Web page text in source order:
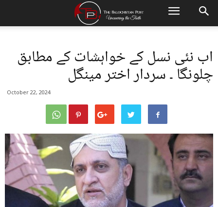
اب نئی نسل کے خواہشات کے مطابق
چلونگا ۔ سردار اختر مینگل
October 22, 2024